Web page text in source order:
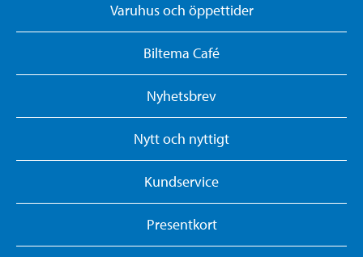
Varuhus och öppettider
Biltema Café
Nyhetsbrev
Nytt och nyttigt
Kundservice
Presentkort